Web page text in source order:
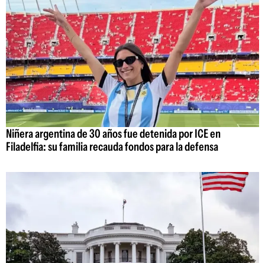
Niñera argentina de 30 años fue detenida por ICE en
Filadelfia: su familia recauda fondos para la defensa